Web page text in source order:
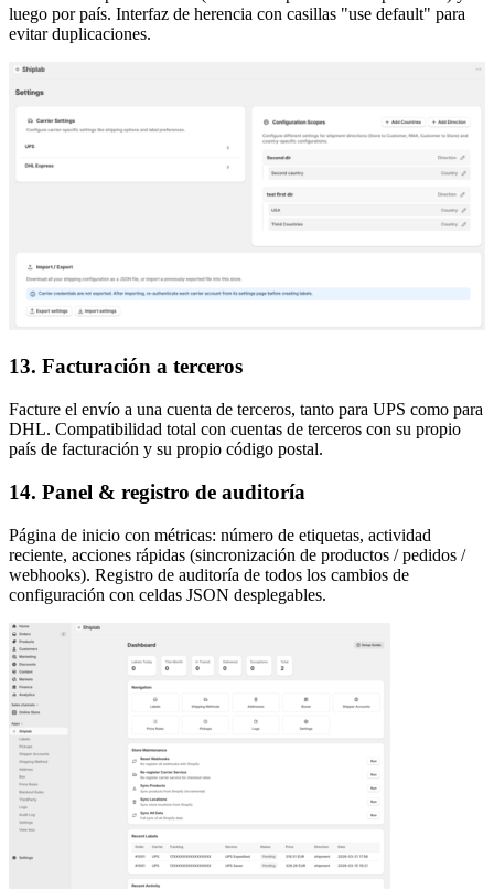
luego por país. Interfaz de herencia con casillas "use default" para
evitar duplicaciones.
13. Facturación a terceros
Facture el envío a una cuenta de terceros, tanto para UPS como para
DHL. Compatibilidad total con cuentas de terceros con su propio
país de facturación y su propio código postal.
14. Panel & registro de auditoría
Página de inicio con métricas: número de etiquetas, actividad
reciente, acciones rápidas (sincronización de productos / pedidos /
webhooks). Registro de auditoría de todos los cambios de
configuración con celdas JSON desplegables.